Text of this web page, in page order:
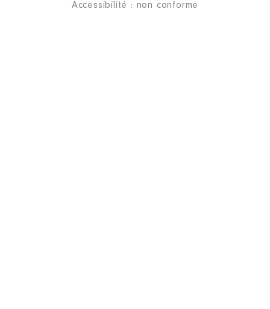
Accessibilité : non conforme